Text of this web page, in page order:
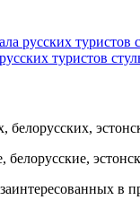
русских туристов
туристов
в